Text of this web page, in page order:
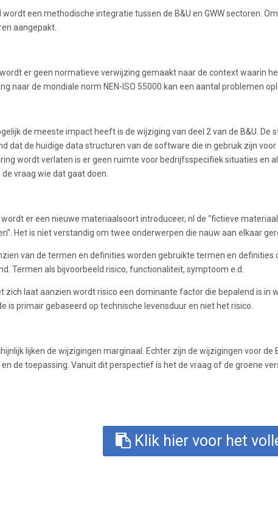
wordt een methodische integratie tussen de B&U en GWW sectoren.
aangepakt.
er geen normatieve verwijzing gemaakt naar de context waarin
naar de mondiale norm NEN-ISO 55000 kan een aantal problemen
de meeste impact heeft is de wijziging van deel 2 van de B&U.
dat de huidige data structuren van de software die in gebruik zijn
wordt verlaten is er geen ruimte voor bedrijfsspecifiek situaties en
de vraag wie dat gaat doen.
er een nieuwe materiaalsoort introduceer, nl de “fictieve
Het is niet verstandig om twee onderwerpen die nauw aan elkaar
van de termen en definities worden gebruikte termen en
Termen als bijvoorbeeld risico, functionaliteit, symptoom e.d.
zich laat aanzien wordt risico een dominante factor die bepalend is
is primair gebaseerd op technische levensduur en niet het risico.
lijken de wijzigingen marginaal. Echter zijn de wijzigingen voor
de toepassing. Vanuit dit perspectief is het de vraag of de groene
Klik hier voor het